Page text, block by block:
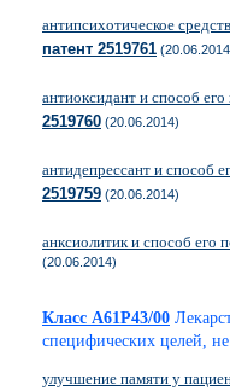
антипсихотическое
патент 2519761
антиоксидант и способ
2519760 (20.06.2014)
антидепрессант и способ
2519759 (20.06.2014)
анксиолитик и способ его
(20.06.2014)
Класс A61P43/00
специфических целей,
улучшение памяти у